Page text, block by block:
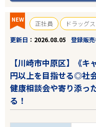
NEW 正社員
ドラッグ
更新日
2026.08.05 登録販
【川崎市中原区】《
円以上を目指せる◎社
健康相談会や寄り添っ
る！